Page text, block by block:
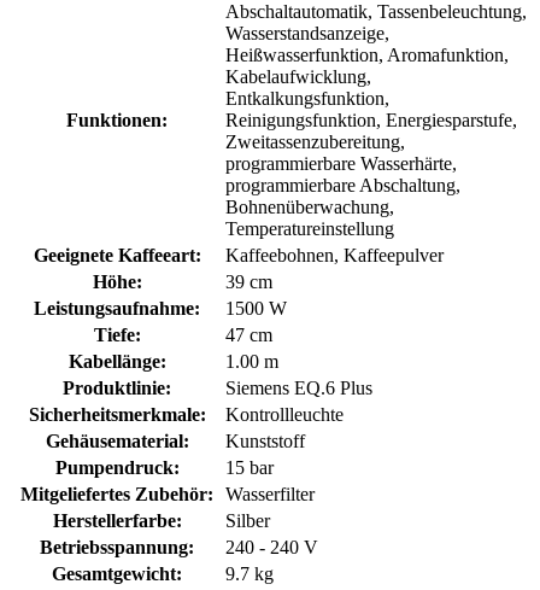
Funktionen:
Abschaltautomatik, Tassenbeleuchtung,
Wasserstandsanzeige,
Heißwasserfunktion, Aromafunktion,
Kabelaufwicklung,
Entkalkungsfunktion,
Reinigungsfunktion, Energiesparstufe,
Zweitassenzubereitung,
programmierbare Wasserhärte,
programmierbare Abschaltung,
Bohnenüberwachung,
Temperatureinstellung
Geeignete Kaffeeart:
Kaffeebohnen, Kaffeepulver
Höhe:
39 cm
Leistungsaufnahme:
1500 W
Tiefe:
47 cm
Kabellänge:
1.00 m
Produktlinie:
Siemens EQ.6 Plus
Sicherheitsmerkmale:
Kontrollleuchte
Gehäusematerial:
Kunststoff
Pumpendruck:
15 bar
Mitgeliefertes Zubehör:
Wasserfilter
Herstellerfarbe:
Silber
Betriebsspannung:
240 - 240 V
Gesamtgewicht:
9.7 kg